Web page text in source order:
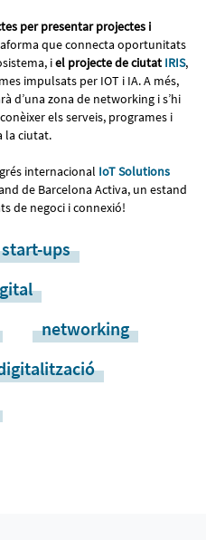
per presentar projectes i
que connecta oportunitats
iel projecte de ciutat IRIS,
impulsats per IOT i IA. A més,
d’una zona de networking i s’hi
els serveis, programes i
la ciutat.
internacional IoT Solutions
de Barcelona Activa, un estand
de negoci i connexió!
start-ups
networking